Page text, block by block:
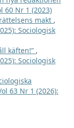
60 Nr 1 (2023)
makt ,
Sociologisk
käften!” ,
Sociologisk
63 Nr 1 (2026):